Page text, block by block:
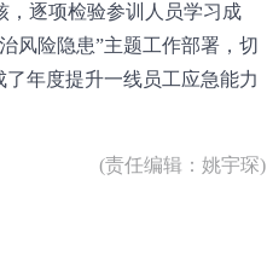
，逐项检验参训人员学习成
风险隐患”主题工作部署，切
年度提升一线员工应急能力
(责任编辑：姚宇琛)